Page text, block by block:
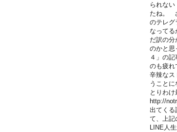
られな
たね。
のテレグ
なって
だ訳の
のかと
４」の
のも疲れ
辛辣なス
うこと
とりわ
http://
出てくる
て、上記
LINE人